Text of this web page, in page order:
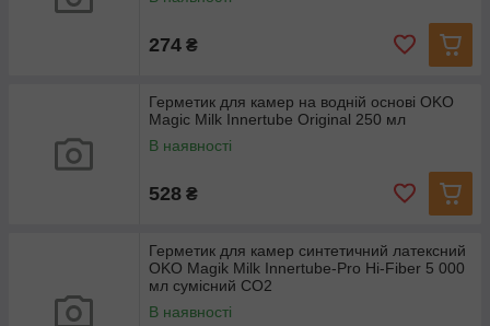
274 ₴
Герметик для камер на водній основі OKO
Magic Milk Innertube Original 250 мл
В наявності
528 ₴
Герметик для камер синтетичний латексний
OKO Magik Milk Innertube-Pro Hi-Fiber 5 000
мл сумісний CO2
В наявності